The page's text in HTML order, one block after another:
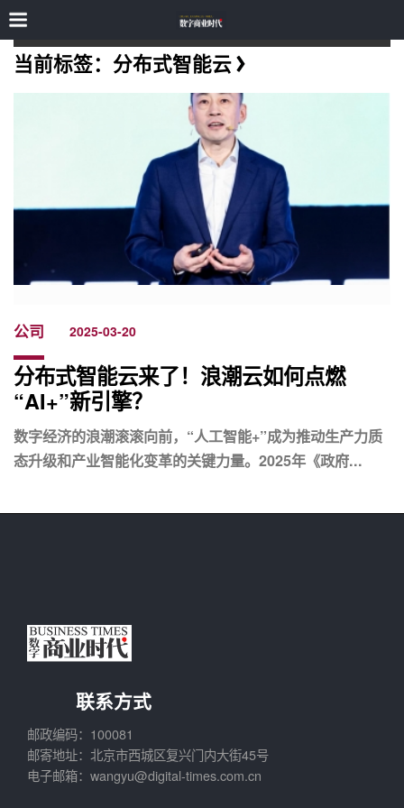
当前标签：分布式智能云
公司 2025-03-20
分布式智能云来了！浪潮云如何点燃
“AI+”新引擎？
数字经济的浪潮滚滚向前，“人工智能+”成为推动生产力质
态升级和产业智能化变革的关键力量。2025年《政府...
联系方式
邮政编码：100081
邮寄地址：北京市西城区复兴门内大街45号
电子邮箱：wangyu@digital-times.com.cn